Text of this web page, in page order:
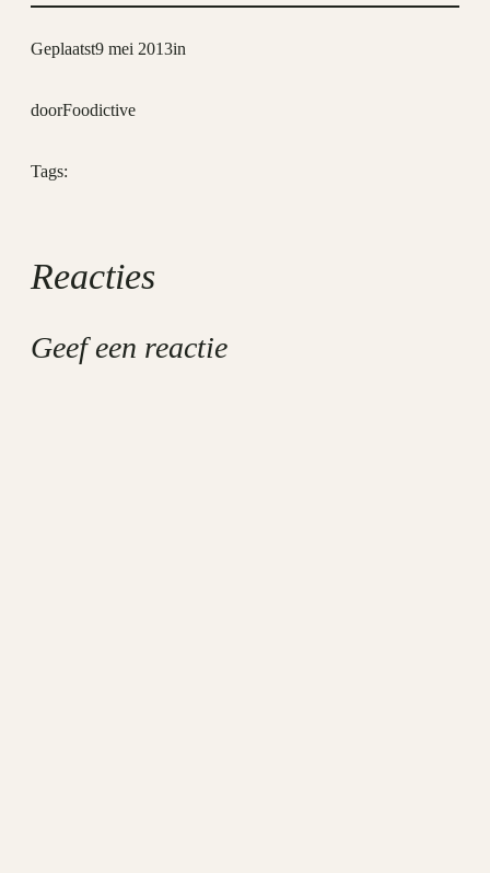
Geplaatst9 mei 2013in
doorFoodictive
Tags:
Reacties
Geef een reactie